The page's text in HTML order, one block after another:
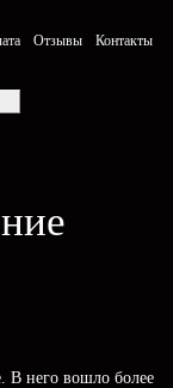
Отзывы
Контакты
В него вошло более